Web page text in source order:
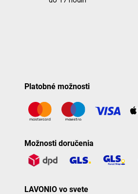
Platobné možnosti
Možnosti doručenia
LAVONIO vo svete